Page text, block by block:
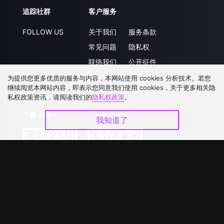
追踪社群
FOLLOW US
客户服务
关于我们
常见问题
联络我们
升级VIP
服务条款
隐私权
公开征件
合作洽談
为提供您更多优质的服务与内容，本网站使用 cookies 分析技术。若您
继续阅览本网站内容，即表示您同意我们使用 cookies，关于更多相关隐
私权政策资讯，请阅读我们的隐私权政策。
我知道了